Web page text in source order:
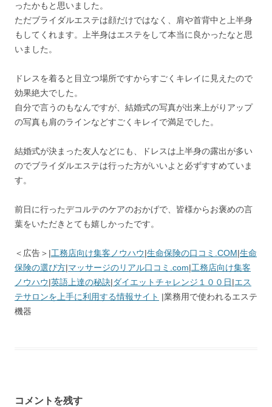
ったかもと思いました。
ただブライダルエステは顔だけではなく、肩や首背中と上半身
もしてくれます。上半身はエステをして本当に良かったなと思
いました。
ドレスを着ると目立つ場所ですからすごくキレイに見えたので
効果絶大でした。
自分で言うのもなんですが、結婚式の写真が出来上がりアップ
の写真も肩のラインなどすごくキレイで満足でした。
結婚式が決まった友人などにも、ドレスは上半身の露出が多い
のでブライダルエステは行った方がいいよと必ずすすめていま
す。
前日に行ったデコルテのケアのおかげで、皆様からお褒めの言
葉をいただきとても嬉しかったです。
＜広告＞|工務店向け集客ノウハウ|生命保険の口コミ.COM|生命
保険の選び方|マッサージのリアル口コミ.com|工務店向け集客
ノウハウ|英語上達の秘訣|ダイエットチャレンジ１００日|エス
テサロンを上手に利用する情報サイト |業務用で使われるエステ
機器
コメントを残す